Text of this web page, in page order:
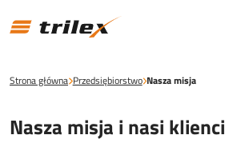
Strona główna Przedsiębiorstwo Nasza misja
Nasza misja i nasi klienci